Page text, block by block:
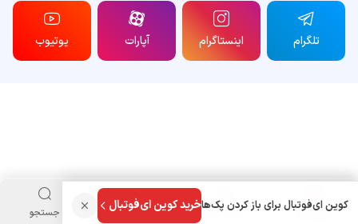
فروشگاه دسته بندی منو کاربری جستجو
تلگرام اینستاگرام آپارات یوتیوب
کوین ای‌فوتبال برای باز کردن پک‌هاخرید کوین ای‌فوتبال